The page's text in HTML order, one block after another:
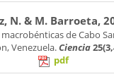
N. & M. Barroeta,
de Cabo
Venezuela.Ciencia
pdf